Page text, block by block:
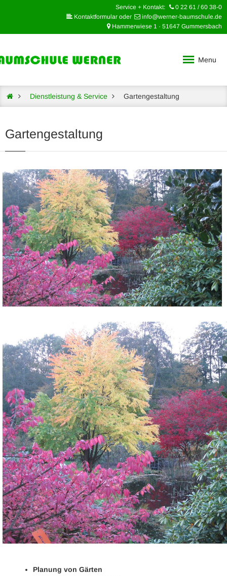
Service + Kontakt:
0 22 61 / 60 38-0
Kontaktformular oder
info@werner-baumschule.de
Hammerwiese 1 · 51647 Gummersbach
Menu
Dienstleistung & Service Gartengestaltung
Gartengestaltung
Planung von Gärten